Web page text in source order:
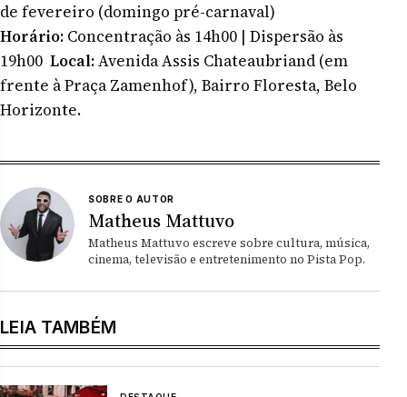
de fevereiro (domingo pré-carnaval)
Horário: Concentração às 14h00 | Dispersão às
19h00 Local:Avenida Assis Chateaubriand (em
frente à Praça Zamenhof), Bairro Floresta, Belo
Horizonte.
SOBRE O AUTOR
Matheus Mattuvo
Matheus Mattuvo escreve sobre cultura, música,
cinema, televisão e entretenimento no Pista Pop.
LEIA TAMBÉM